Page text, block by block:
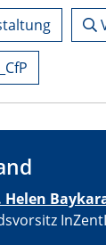
Helen